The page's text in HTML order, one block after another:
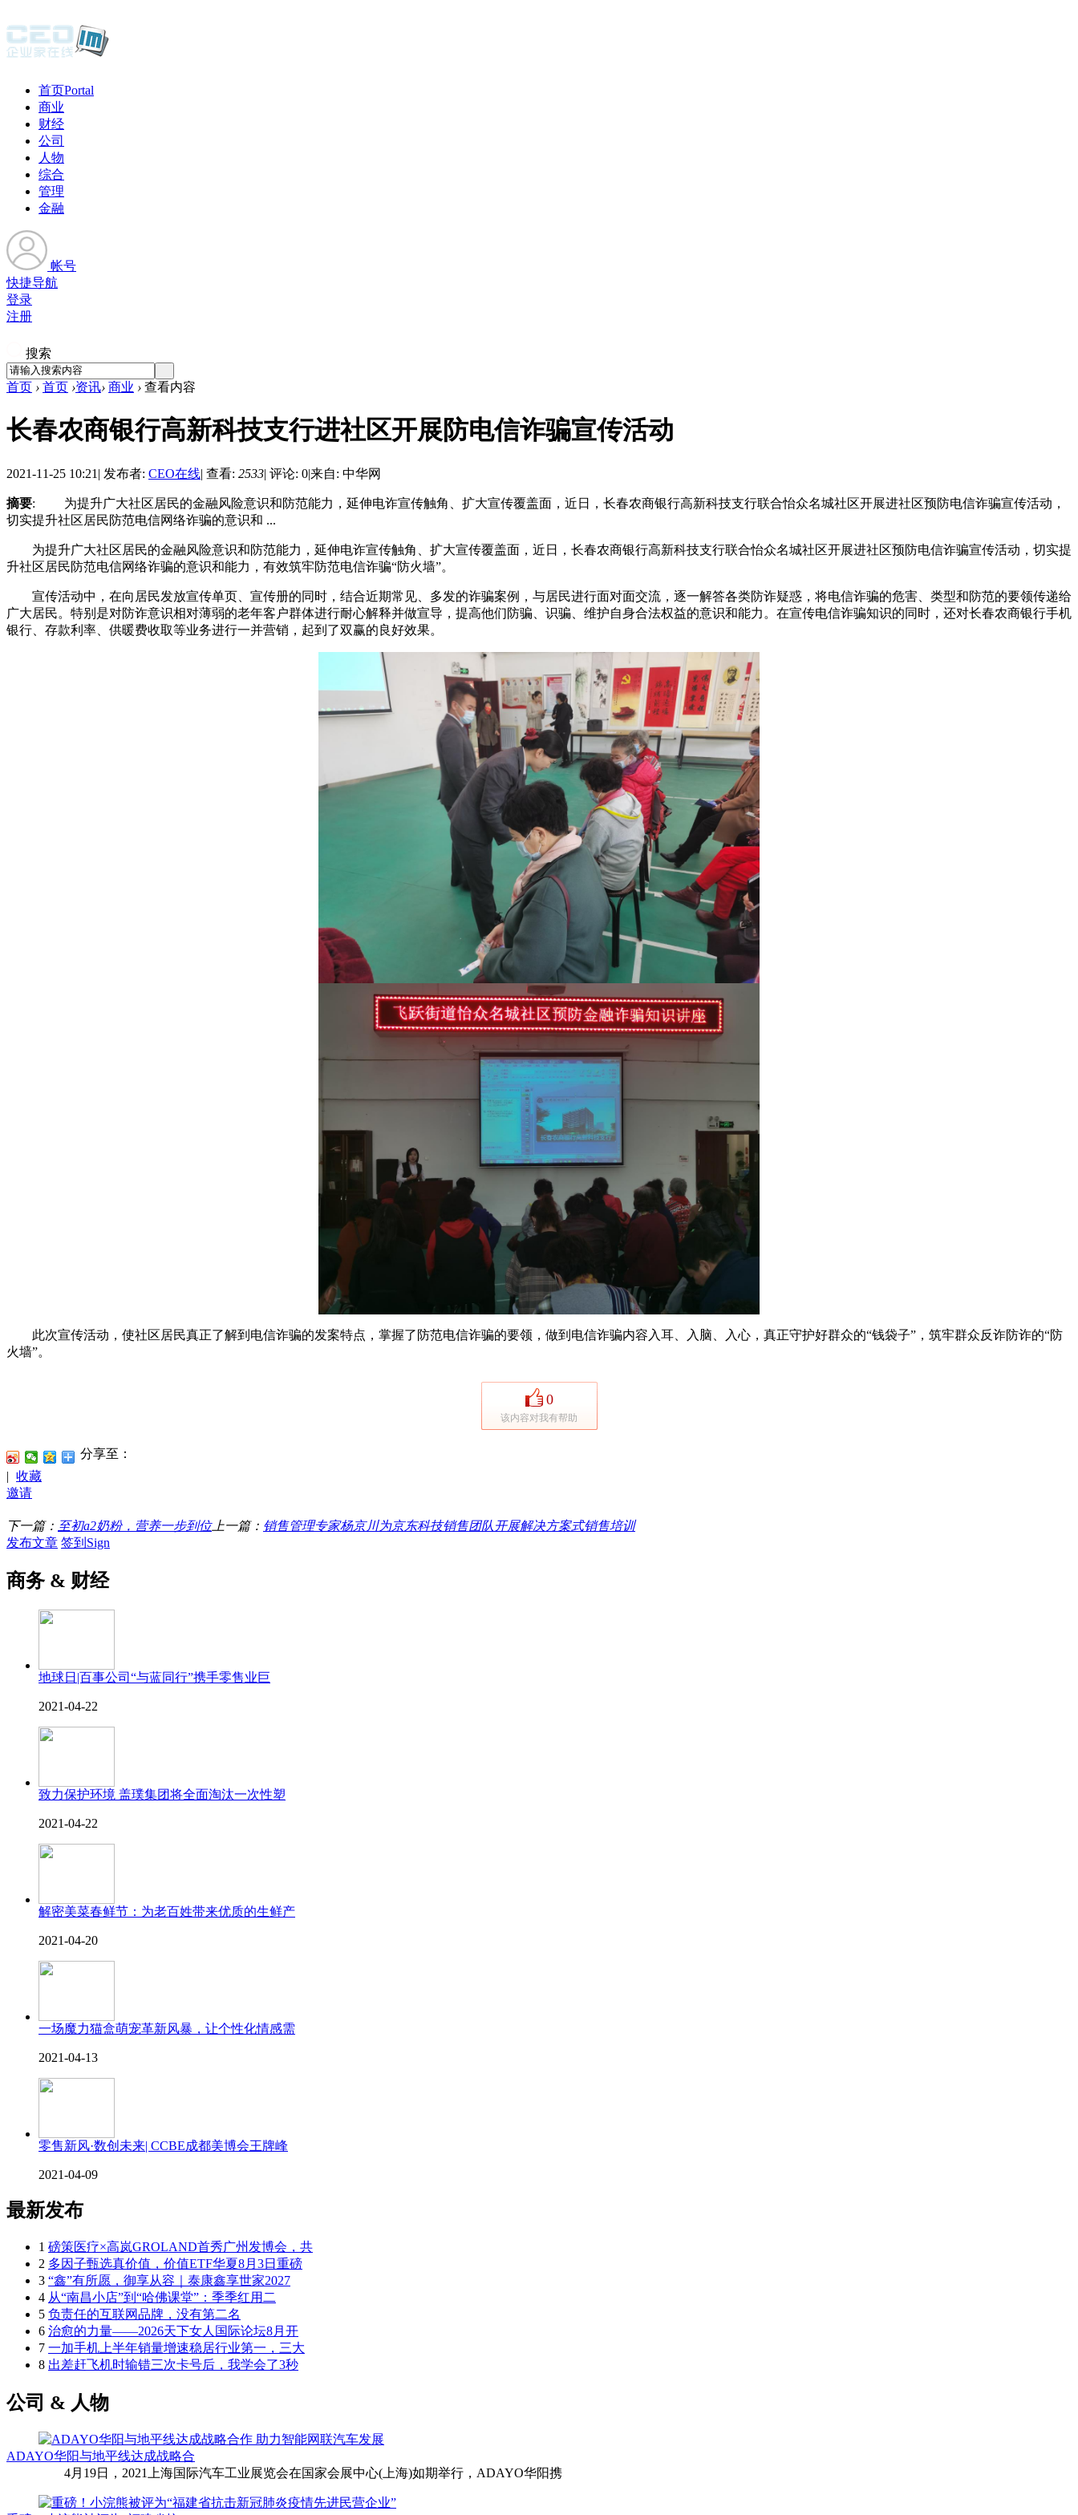
首页Portal
商业
财经
公司
人物
综合
管理
金融
帐号
快捷导航
登录
注册
搜索
首页 › 首页 ›资讯› 商业 › 查看内容
长春农商银行高新科技支行进社区开展防电信诈骗宣传活动
2021-11-25 10:21 | 发布者: CEO在线| 查看: 2533| 评论: 0|来自: 中华网
摘要: 为提升广大社区居民的金融风险意识和防范能力，延伸电诈宣传触角、扩大宣传覆盖面，近日，长春农商银行高新科技支行联合怡众名城社区开展进社区预防电信诈骗宣传活动，
切实提升社区居民防范电信网络诈骗的意识和 ...
为提升广大社区居民的金融风险意识和防范能力，延伸电诈宣传触角、扩大宣传覆盖面，近日，长春农商银行高新科技支行联合怡众名城社区开展进社区预防电信诈骗宣传活动，切实提
升社区居民防范电信网络诈骗的意识和能力，有效筑牢防范电信诈骗“防火墙”。
宣传活动中，在向居民发放宣传单页、宣传册的同时，结合近期常见、多发的诈骗案例，与居民进行面对面交流，逐一解答各类防诈疑惑，将电信诈骗的危害、类型和防范的要领传递给
广大居民。特别是对防诈意识相对薄弱的老年客户群体进行耐心解释并做宣导，提高他们防骗、识骗、维护自身合法权益的意识和能力。在宣传电信诈骗知识的同时，还对长春农商银行手机
银行、存款利率、供暖费收取等业务进行一并营销，起到了双赢的良好效果。
此次宣传活动，使社区居民真正了解到电信诈骗的发案特点，掌握了防范电信诈骗的要领，做到电信诈骗内容入耳、入脑、入心，真正守护好群众的“钱袋子”，筑牢群众反诈防诈的“防
火墙”。
0
该内容对我有帮助
分享至：
| 收藏
邀请
下一篇： 至初a2奶粉，营养一步到位上一篇： 销售管理专家杨京川为京东科技销售团队开展解决方案式销售培训
发布文章 签到Sign
商务 & 财经
地球日|百事公司“与蓝同行”携手零售业巨
2021-04-22
致力保护环境 盖璞集团将全面淘汰一次性塑
2021-04-22
解密美菜春鲜节：为老百姓带来优质的生鲜产
2021-04-20
一场魔力猫盒萌宠革新风暴，让个性化情感需
2021-04-13
零售新风·数创未来| CCBE成都美博会王牌峰
2021-04-09
最新发布
1 磅策医疗×高岚GROLAND首秀广州发博会，共
2 多因子甄选真价值，价值ETF华夏8月3日重磅
3 “鑫”有所愿，御享从容｜泰康鑫享世家2027
4 从“南昌小店”到“哈佛课堂”：季季红用二
5 负责任的互联网品牌，没有第二名
6 治愈的力量——2026天下女人国际论坛8月开
7 一加手机上半年销量增速稳居行业第一，三大
8 出差赶飞机时输错三次卡号后，我学会了3秒
公司 & 人物
ADAYO华阳与地平线达成战略合
4月19日，2021上海国际汽车工业展览会在国家会展中心(上海)如期举行，ADAYO华阳携